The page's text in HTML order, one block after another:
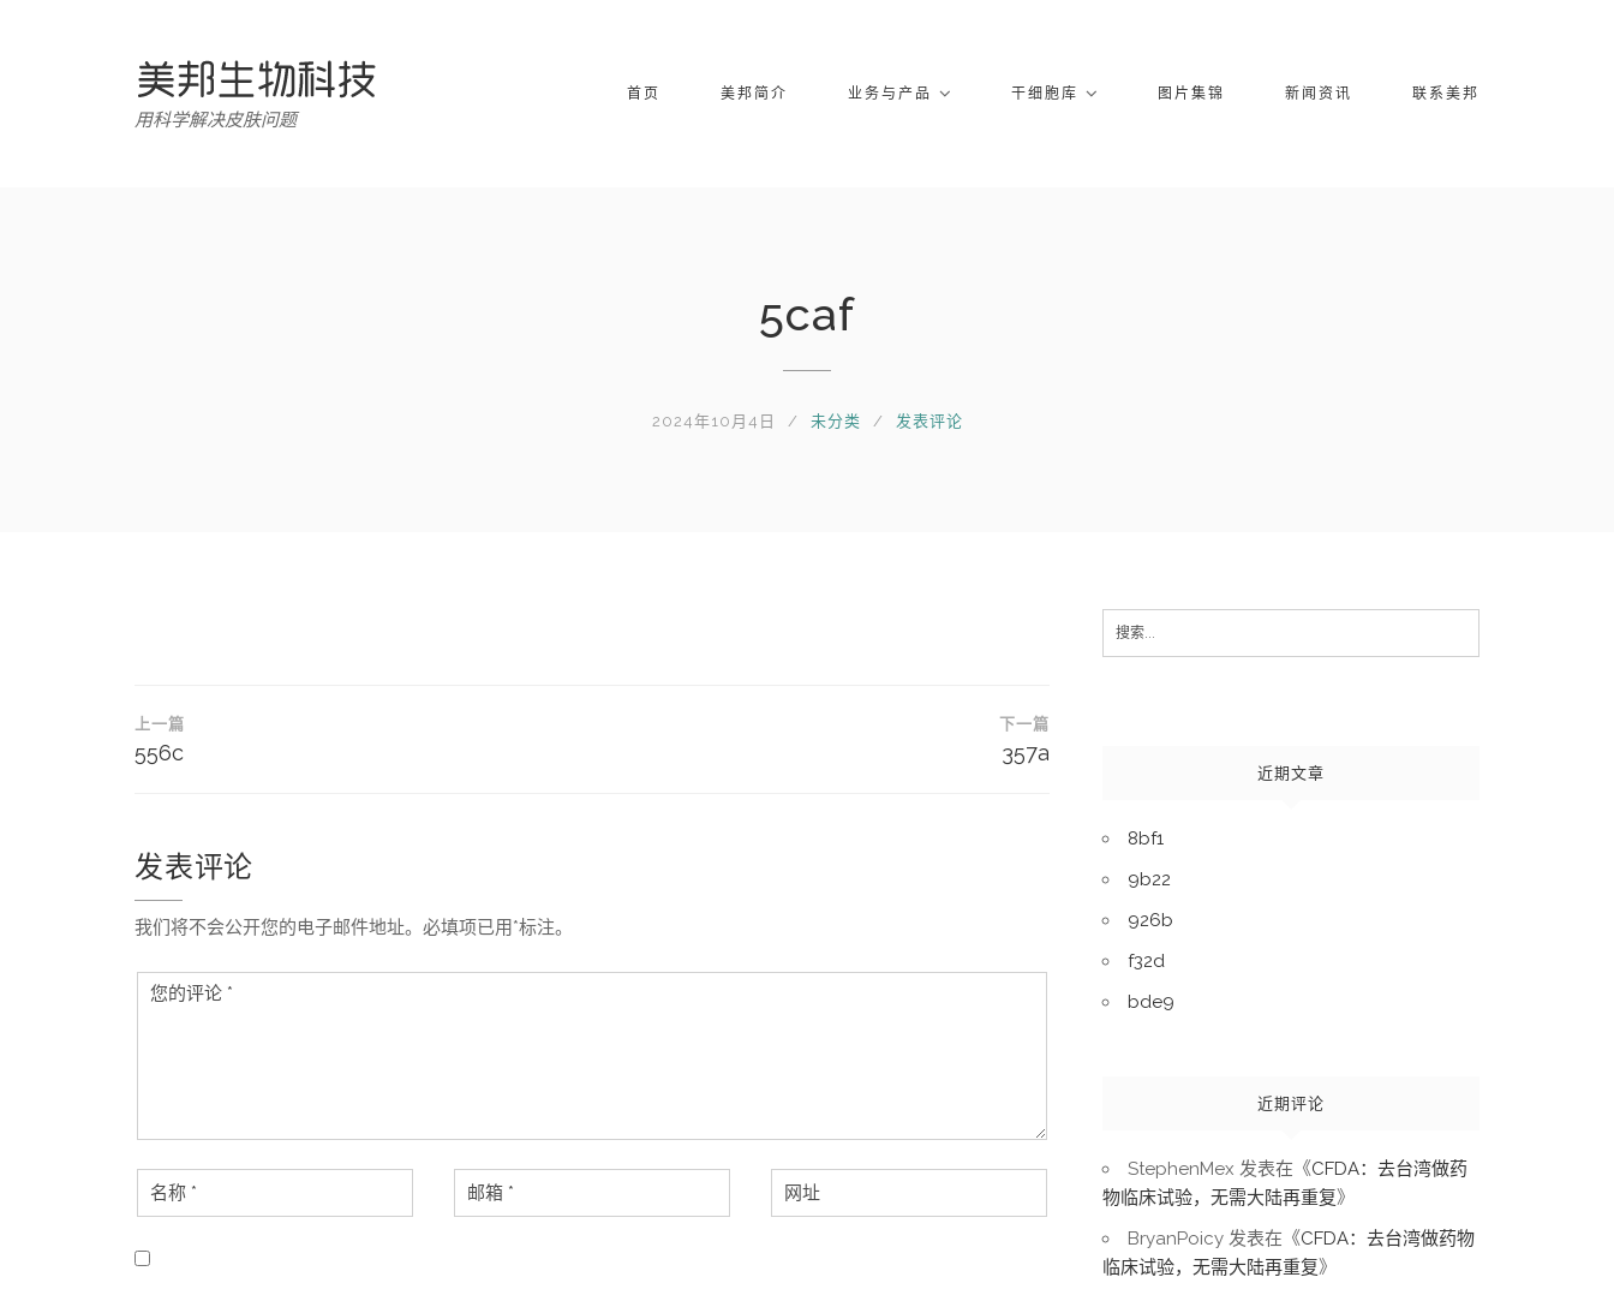
用科学解决皮肤问题
首页 美邦简介 业务与产品 干细胞库 图片集锦 新闻资讯 联系美邦
5caf
2024年10月4日 未分类 发表评论
文
章
航
上一篇
556c
下一篇
357a
发表评论
我们将不会公开您的电子邮件地址。必填项已用*标注。
Search
for:
近期文章
8bf1
9b22
926b
f32d
bde9
近期评论
StephenMex 发表在《CFDA：去台湾做药
物临床试验，无需大陆再重复》
BryanPoicy 发表在《CFDA：去台湾做药物
临床试验，无需大陆再重复》